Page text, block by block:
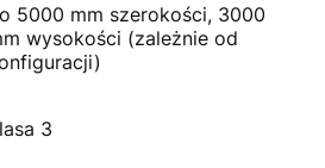
5000 mm szerokości, 3000
wysokości (zależnie od
3